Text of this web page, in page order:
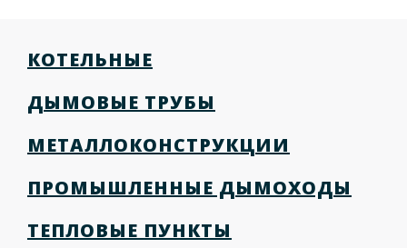
КОТЕЛЬНЫЕ
ДЫМОВЫЕ ТРУБЫ
МЕТАЛЛОКОНСТРУКЦИИ
ПРОМЫШЛЕННЫЕ ДЫМОХОДЫ
ТЕПЛОВЫЕ ПУНКТЫ